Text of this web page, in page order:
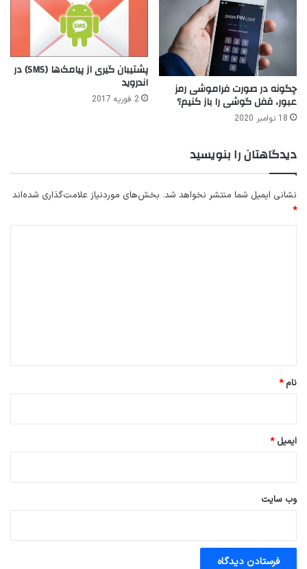
چگونه در صورت فراموشی رمز
عبور، قفل گوشی را باز کنیم؟
18 نوامبر 2020
پشتیبان گیری از پیامک‌ها (SMS) در
اندروید
2 فوریه 2017
دیدگاهتان را بنویسید
نشانی ایمیل شما منتشر نخواهد شد. بخش‌های موردنیاز علامت‌گذاری شده‌اند
*
نام*
ایمیل*
وب‌ سایت